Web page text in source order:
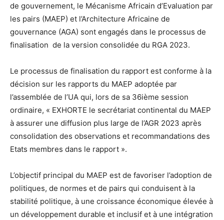
de gouvernement, le Mécanisme Africain d’Evaluation par
les pairs (MAEP) et l’Architecture Africaine de
gouvernance (AGA) sont engagés dans le processus de
finalisation de la version consolidée du RGA 2023.
Le processus de finalisation du rapport est conforme à la
décision sur les rapports du MAEP adoptée par
l’assemblée de l’UA qui, lors de sa 36ième session
ordinaire, « EXHORTE le secrétariat continental du MAEP
à assurer une diffusion plus large de l’AGR 2023 après
consolidation des observations et recommandations des
Etats membres dans le rapport ».
L’objectif principal du MAEP est de favoriser l’adoption de
politiques, de normes et de pairs qui conduisent à la
stabilité politique, à une croissance économique élevée à
un développement durable et inclusif et à une intégration